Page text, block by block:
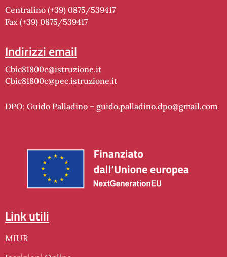
Centralino (+39) 0875/539417
Fax (+39) 0875/539417
indirizzi email
cbic81800c@istruzione.it
cbic81800c@pec.istruzione.it
DPO: Guido Palladino – guido.palladino.dpo@gmail.com
link utili
MIUR